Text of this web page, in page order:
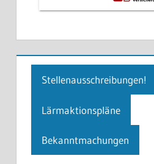
Stellenausschreibungen!
Lärmaktionspläne
Bekanntmachungen